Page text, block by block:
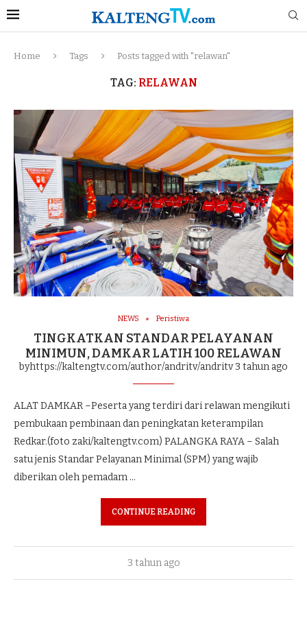
Home Tags Posts tagged with "relawan"
TAG: RELAWAN
NEWS Peristiwa
TINGKATKAN STANDAR PELAYANAN
MINIMUN, DAMKAR LATIH 100 RELAWAN
byhttps://kaltengtv.com/author/andritv/andritv3 tahun ago
ALAT DAMKAR –Peserta yang terdiri dari relawan mengikuti
pembukaan pembinaan dan peningkatan keterampilan
Redkar.(foto zaki/kaltengtv.com) PALANGKA RAYA – Salah
satu jenis Standar Pelayanan Minimal (SPM) yang wajib
diberikan oleh pemadam …
CONTINUE READING
3 tahun ago